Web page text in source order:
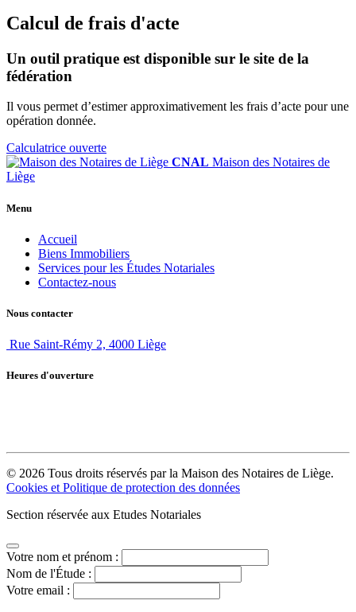
Calcul de frais d'acte
Un outil pratique est disponible sur le site de la
fédération
Il vous permet d’estimer approximativement les frais d’acte pour une
opération donnée.
Calculatrice ouverte
CNAL Maison des Notaires de
Liège
Menu
Accueil
Biens Immobiliers
Services pour les Études Notariales
Contactez-nous
Nous contacter
Rue Saint-Rémy 2, 4000 Liège
Heures d'ouverture
© 2026 Tous droits réservés par la Maison des Notaires de Liège.
Cookies et Politique de protection des données
Section réservée aux Etudes Notariales
Votre nom et prénom :
Nom de l'Étude :
Votre email :